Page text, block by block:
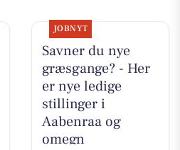
JOBNYT
Savner du nye
græsgange? - Her
er nye ledige
stillinger i
Aabenraa og
omegn